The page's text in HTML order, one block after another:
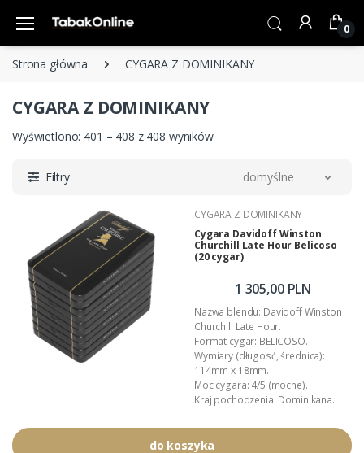
0
Strona główna CYGARA Z DOMINIKANY
CYGARA Z DOMINIKANY
Wyświetlono: 401 – 408 z 408 wyników
Filtry domyślne
CYGARA Z DOMINIKANY
Cygara Davidoff Winston
Churchill Late Hour Belicoso
(20 cygar)
1 305,00 PLN
Nazwa blendu: Davidoff Winston
Churchill Late Hour.
Format cygar: BELICOSO.
Wymiary (długosć, średnica):
114mm x 18mm.
Moc cygara: 4/5 (mocne).
Kraj pochodzenia: Dominikana.
Nakład: regularna produkcja.
Światowa premiera: styczeń 2025.
do koszyka